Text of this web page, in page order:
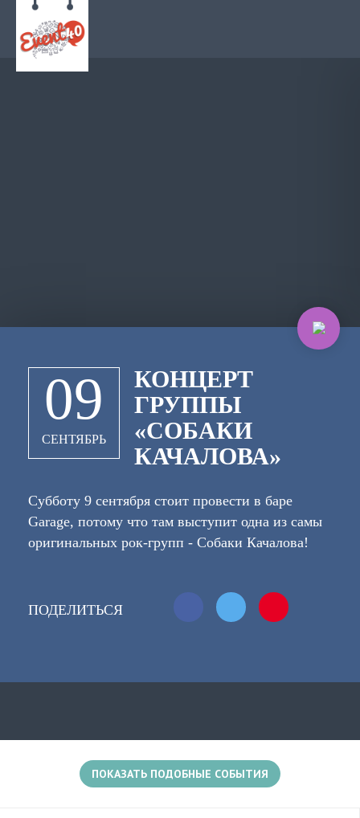
09
СЕНТЯБРЬ
КОНЦЕРТ
ГРУППЫ
«СОБАКИ
КАЧАЛОВА»
Субботу 9 сентября стоит провести в баре
Garage, потому что там выступит одна из самы
оригинальных рок-групп - Собаки Качалова!
создание пришлось на Всемирный день рок-н-
ролла. Их самая известная песня - "Каждый
из альбома «Блюз для тех, кто не спит», а так
ПОДЕЛИТЬСЯ
ПОКАЗАТЬ ПОДОБНЫЕ СОБЫТИЯ